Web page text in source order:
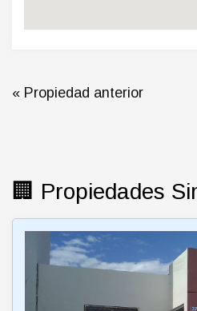
« Propiedad anterior
🏢 Propiedades